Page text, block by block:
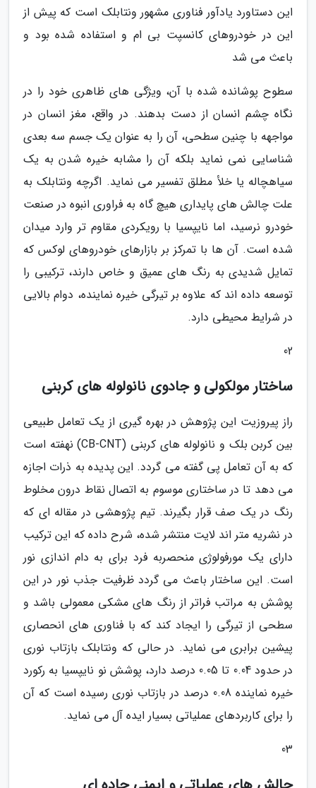
این دستاورد یادآور فناوری مشهور ونتابلک است که پیش از
این در خودروهای کانسپت بی ام و استفاده شده بود و
باعث می شد
سطوح پوشانده شده با آن، ویژگی های ظاهری خود را در
نگاه چشم انسان از دست بدهند. در واقع، مغز انسان در
مواجهه با چنین سطحی، آن را به عنوان یک جسم سه بعدی
شناسایی نمی نماید بلکه آن را مشابه خیره شدن به یک
سیاهچاله یا خلأ مطلق تفسیر می نماید. اگرچه ونتابلک به
علت چالش های پایداری هیچ گاه به فراوری انبوه در صنعت
خودرو نرسید، اما نایپسیا با رویکردی مقاوم تر وارد میدان
شده است. آن ها با تمرکز بر بازارهای خودروهای لوکس که
تمایل شدیدی به رنگ های عمیق و خاص دارند، ترکیبی را
توسعه داده اند که علاوه بر تیرگی خیره نماینده، دوام بالایی
در شرایط محیطی دارد.
02
ساختار مولکولی و جادوی نانولوله های کربنی
راز پیروزیت این پژوهش در بهره گیری از یک تعامل طبیعی
بین کربن بلک و نانولوله های کربنی (CB-CNT) نهفته است
که به آن تعامل پی گفته می گردد. این پدیده به ذرات اجازه
می دهد تا در ساختاری موسوم به اتصال نقاط درون مخلوط
رنگ در یک صف قرار بگیرند. تیم پژوهشی در مقاله ای که
در نشریه متر اند لایت منتشر شده، شرح داده که این ترکیب
دارای یک مورفولوژی منحصربه فرد برای به دام اندازی نور
است. این ساختار باعث می گردد ظرفیت جذب نور در این
پوشش به مراتب فراتر از رنگ های مشکی معمولی باشد و
سطحی از تیرگی را ایجاد کند که با فناوری های انحصاری
پیشین برابری می نماید. در حالی که ونتابلک بازتاب نوری
در حدود 0.04 تا 0.05 درصد دارد، پوشش نو نایپسیا به رکورد
خیره نماینده 0.08 درصد در بازتاب نوری رسیده است که آن
را برای کاربردهای عملیاتی بسیار ایده آل می نماید.
03